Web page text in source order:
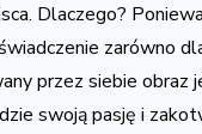
Dlaczego?
zarówno
przez siebie
swoją pasję i